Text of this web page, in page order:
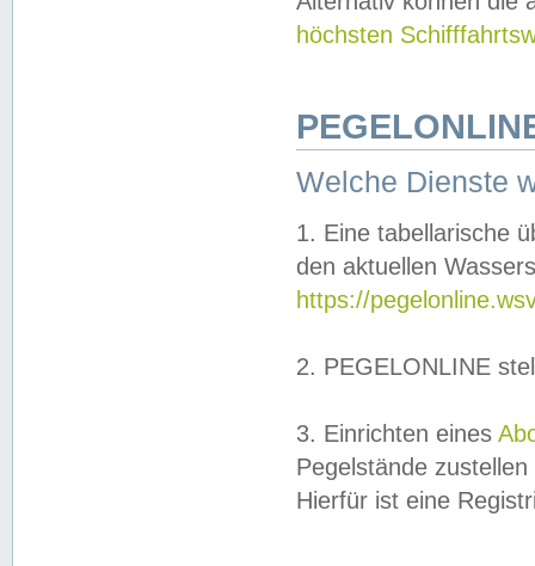
höchsten
Welche Dienste
1. Eine tabellarische
den aktuellen
https://
2. PEGELONLINE
3. Einrichten eines
Pegelstände
Hierfür ist eine